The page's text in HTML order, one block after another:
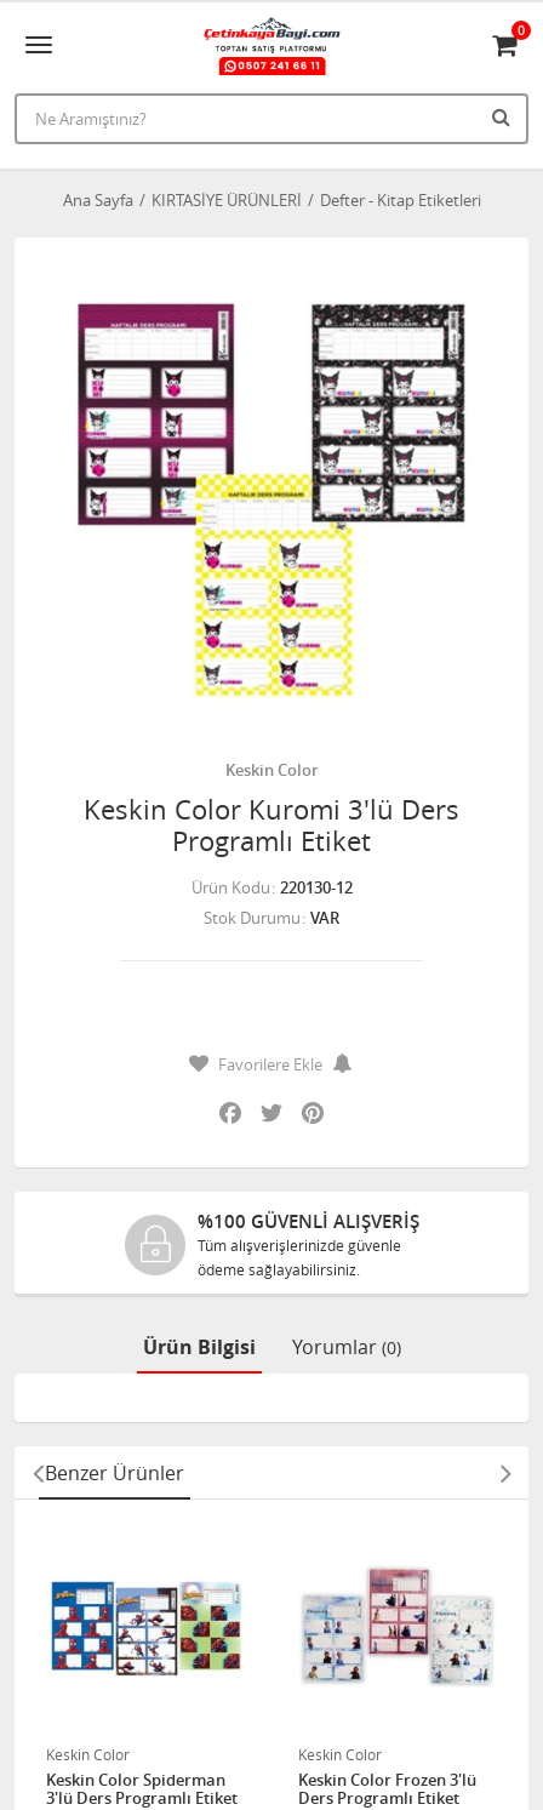
0
Ana Sayfa KIRTASİYE ÜRÜNLERİ Defter - Kitap Etiketleri
Keskin Color
Keskin Color Kuromi 3'lü Ders
Programlı Etiket
Ürün Kodu 220130-12
Stok Durumu VAR
Favorilere Ekle
Facebook
Twitter
%100 GÜVENLİ ALIŞVERİŞ
Tüm alışverişlerinizde güvenle
ödeme sağlayabilirsiniz.
Ürün Bilgisi Yorumlar (0)
Benzer Ürünler
Keskin Color
Keskin Color Spiderman
3'lü Ders Programlı Etiket
Keskin Color
Keskin Color Frozen 3'lü
Ders Programlı Etiket